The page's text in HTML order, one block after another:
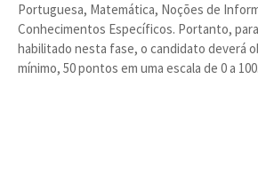
Portuguesa, Matemática, Noções de
Conhecimentos Específicos. Portanto,
habilitado nesta fase, o candidato deverá
mínimo, 50 pontos em uma escala de 0 a 100.